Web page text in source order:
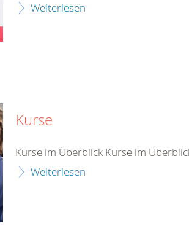
Weiterlesen
Kurse
Kurse im Überblick Kurse im
Weiterlesen